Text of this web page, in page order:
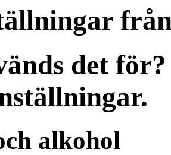
det
alkohol